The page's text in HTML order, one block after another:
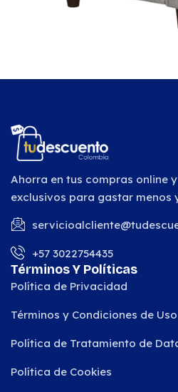
Ahorra en tus compras online
exclusivos para gastar menos
+57 3022754435
Términos Y Políticas
Política de Privacidad
Términos y Condiciones de Uso
Política de Tratamiento de
Política de Cookies